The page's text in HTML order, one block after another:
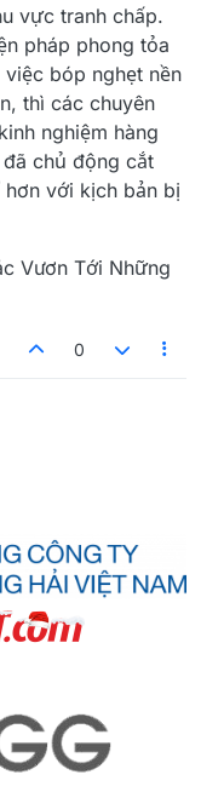
vực tranh chấp.
pháp phong tỏa
bóp nghẹt nền
thì các chuyên
nghiệm hàng
chủ động cắt
với kịch bản bị
Vươn Tới Những
0